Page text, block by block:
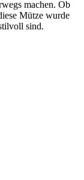
machen. Ob
Mütze wurde
sind.